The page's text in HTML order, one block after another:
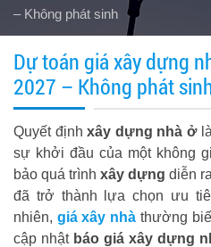
– Không phát sinh
Dự toán giá xây dựng
2027 – Không phát
Quyết địnhxây dựng nhà ởlà
sự khởi đầu của một không
bảo quá trình xây dựng diễn
đã trở thành lựa chọn ưu
nhiên, giá xây nhà thường
cập nhật báo giá xây dựng